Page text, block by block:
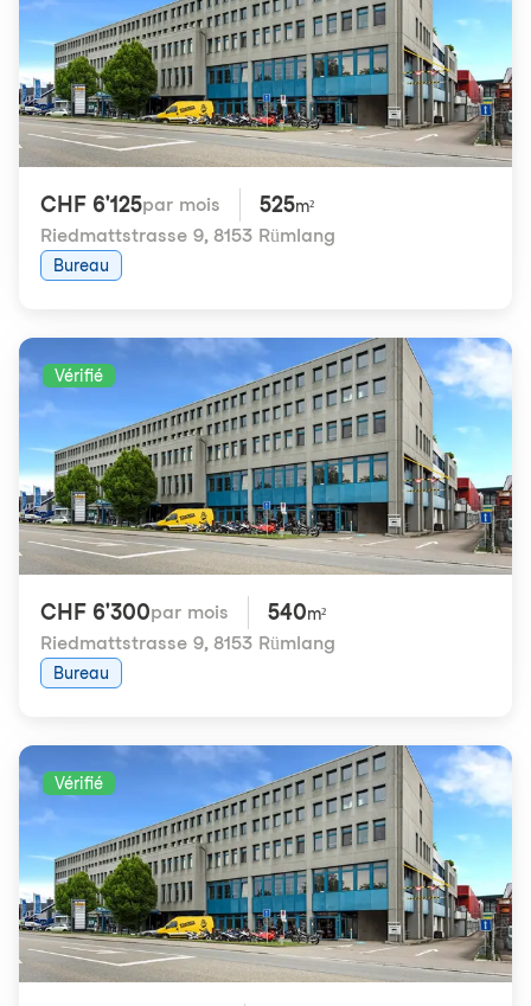
CHF 6'125par mois 525m²
Riedmattstrasse 9, 8153 Rümlang
Bureau
Vérifié
CHF 6'300par mois 540m²
Riedmattstrasse 9, 8153 Rümlang
Bureau
Vérifié